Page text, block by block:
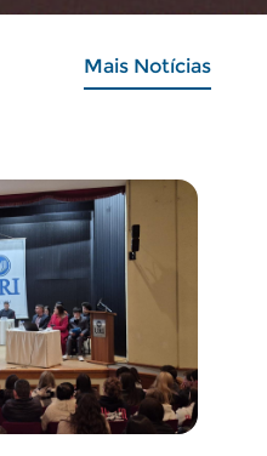
Mais Notícias